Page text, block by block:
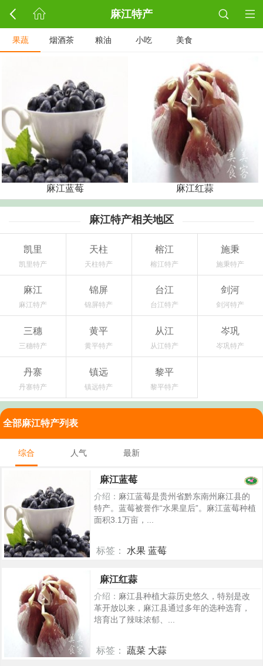
麻江特产
果蔬 烟酒茶 粮油 小吃 美食
麻江蓝莓 麻江红蒜
麻江特产相关地区
凯里
凯里特产
天柱
天柱特产
榕江
榕江特产
施秉
施秉特产
麻江
麻江特产
锦屏
锦屏特产
台江
台江特产
剑河
剑河特产
三穗
三穗特产
黄平
黄平特产
从江
从江特产
岑巩
岑巩特产
丹寨
丹寨特产
镇远
镇远特产
黎平
黎平特产
全部麻江特产列表
综合 人气 最新
麻江蓝莓
介绍： 麻江蓝莓是贵州省黔东南州麻江县的
特产。蓝莓被誉作“水果皇后”。麻江蓝莓种植
面积3.1万亩，...
标签： 水果 蓝莓
麻江红蒜
介绍： 麻江县种植大蒜历史悠久，特别是改
革开放以来，麻江县通过多年的选种选育，
培育出了辣味浓郁、...
标签： 蔬菜 大蒜